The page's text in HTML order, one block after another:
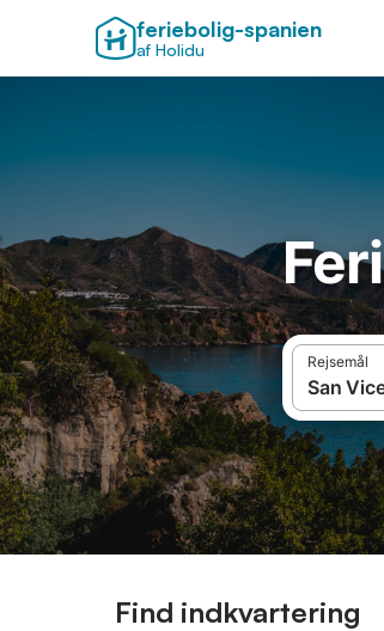
feriebolig-spanien
af Holidu
Rejsemål
Find indkvartering